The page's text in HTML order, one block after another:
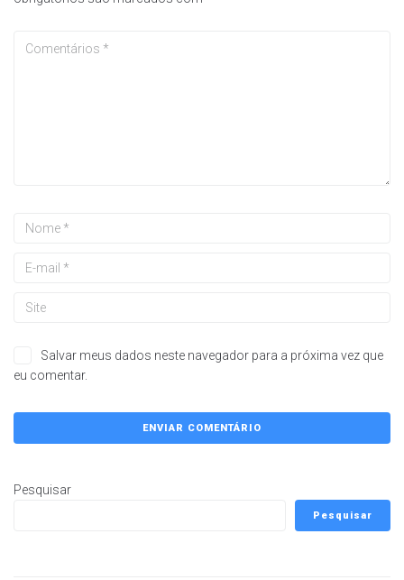
Salvar meus dados neste navegador para a próxima vez que
eu comentar.
Pesquisar
Pesquisar